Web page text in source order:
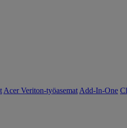
Acer Veriton-työasemat Add-In-One